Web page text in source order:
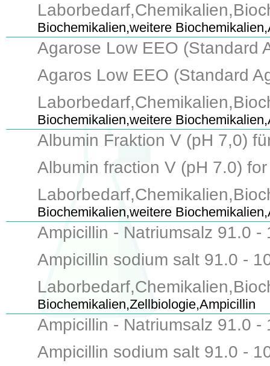
Biochemikalien,weitere
Agarose Low EEO (Standard
Agaros Low EEO (Standard
Biochemikalien,weitere
Albumin Fraktion V (pH 7,0)
Albumin fraction V (pH 7.0)
Biochemikalien,weitere
Ampicillin - Natriumsalz 91.0
Ampicillin sodium salt 91.0 -
Biochemikalien,Zellbiologie,Ampicillin
Ampicillin - Natriumsalz 91.0
Ampicillin sodium salt 91.0 -